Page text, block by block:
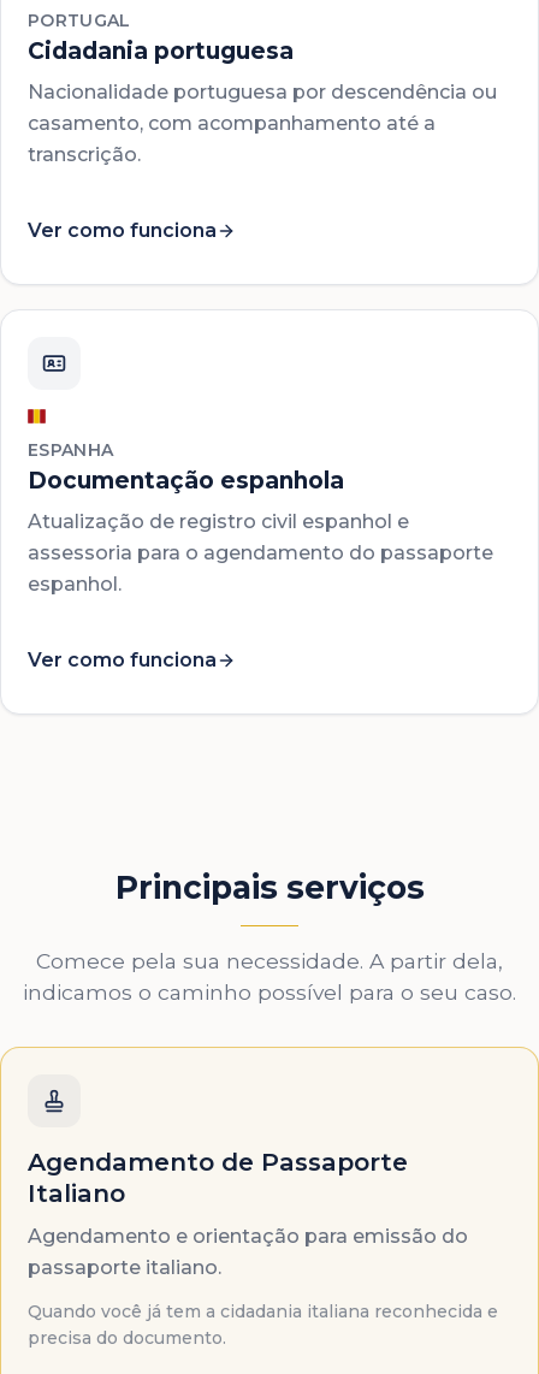
PORTUGAL
Cidadania portuguesa
Nacionalidade portuguesa por descendência ou
casamento, com acompanhamento até a
transcrição.
Ver como funciona
ESPANHA
Documentação espanhola
Atualização de registro civil espanhol e
assessoria para o agendamento do passaporte
espanhol.
Ver como funciona
Principais serviços
Comece pela sua necessidade. A partir dela,
indicamos o caminho possível para o seu caso.
Agendamento de Passaporte
Italiano
Agendamento e orientação para emissão do
passaporte italiano.
Quando você já tem a cidadania italiana reconhecida e
precisa do documento.